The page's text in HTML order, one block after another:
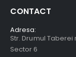
CONTACT
Adresa:
Str. Drumul Taberei
Sector 6